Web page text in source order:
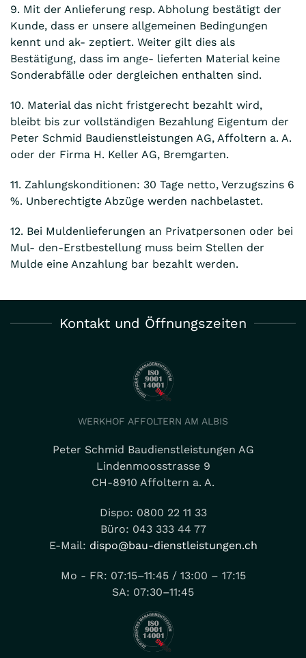
9. Mit der Anlieferung resp. Abholung bestätigt der
Kunde, dass er unsere allgemeinen Bedingungen
kennt und ak- zeptiert. Weiter gilt dies als
Bestätigung, dass im ange- lieferten Material keine
Sonderabfälle oder dergleichen enthalten sind.
10. Material das nicht fristgerecht bezahlt wird,
bleibt bis zur vollständigen Bezahlung Eigentum der
Peter Schmid Baudienstleistungen AG, Affoltern a. A.
oder der Firma H. Keller AG, Bremgarten.
11. Zahlungskonditionen: 30 Tage netto, Verzugszins 6
%. Unberechtigte Abzüge werden nachbelastet.
12. Bei Muldenlieferungen an Privatpersonen oder bei
Mul- den-Erstbestellung muss beim Stellen der
Mulde eine Anzahlung bar bezahlt werden.
Kontakt und Öffnungszeiten
WERKHOF AFFOLTERN AM ALBIS
Peter Schmid Baudienstleistungen AG
Lindenmoosstrasse 9
CH-8910 Affoltern a. A.
Dispo: 0800 22 11 33
Büro: 043 333 44 77
E-Mail: dispo@bau-dienstleistungen.ch
Mo - FR: 07:15–11:45 / 13:00 – 17:15
SA: 07:30–11:45